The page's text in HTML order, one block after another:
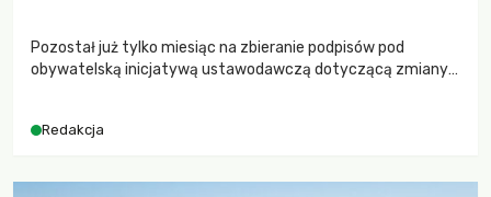
Pozostał już tylko miesiąc na zbieranie podpisów pod
obywatelską inicjatywą ustawodawczą dotyczącą zmiany
niezwykle korzystne rozwiązania dla przyrody i zwierząt,
funkcjonowania łowiectwa w Polsce.
Redakcja